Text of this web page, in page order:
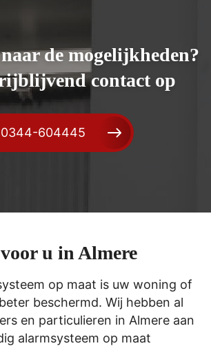
de mogelijkheden?
contact op
0344-604445
u in Almere
op maat is uw woning of
beschermd. Wij hebben al
en particulieren in Almere aan
alarmsysteem op maat